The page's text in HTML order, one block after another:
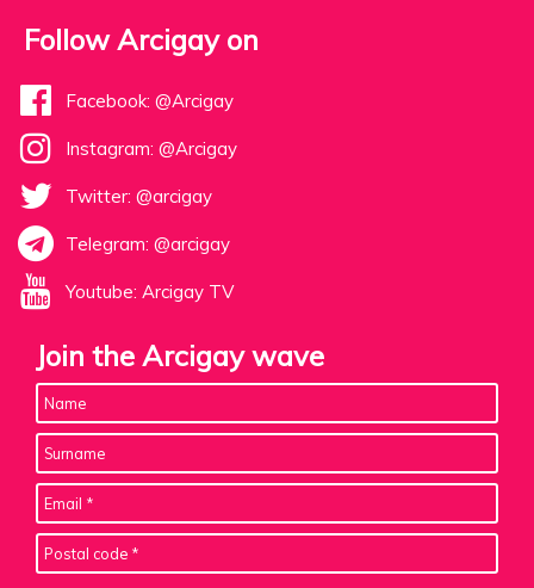
Follow Arcigay on
Facebook: @Arcigay
Instagram: @Arcigay
Twitter: @arcigay
Telegram: @arcigay
Youtube: Arcigay TV
Join the Arcigay wave